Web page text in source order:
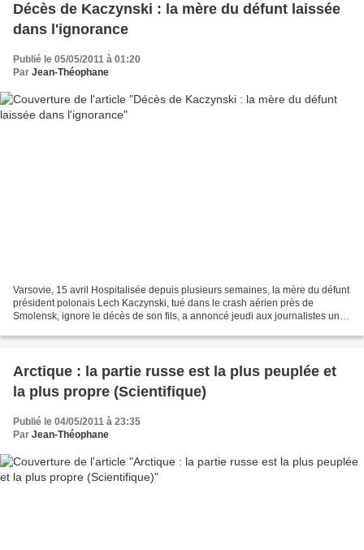
Décès de Kaczynski : la mère du défunt laissée
dans l'ignorance
Publié le 05/05/2011 à 01:20
Par Jean-Théophane
Varsovie, 15 avril Hospitalisée depuis plusieurs semaines, la mère du défunt
président polonais Lech Kaczynski, tué dans le crash aérien près de
Smolensk, ignore le décès de son fils, a annoncé jeudi aux journalistes un
Arctique : la partie russe est la plus peuplée et
la plus propre (Scientifique)
Publié le 04/05/2011 à 23:35
Par Jean-Théophane